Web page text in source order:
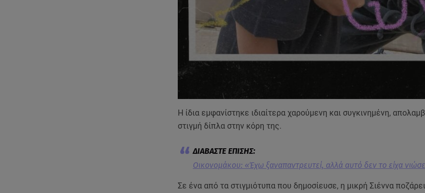
Η ίδια εμφανίστηκε ιδιαίτερα χαρούμενη και συγκινημένη,
στιγμή δίπλα στην κόρη της.
Οικονομάκου: «Έχω ξαναπαντρευτεί, αλλά αυτό δεν το είχα
Σε ένα από τα στιγμιότυπα που δημοσίευσε, η μικρή Σιέννα